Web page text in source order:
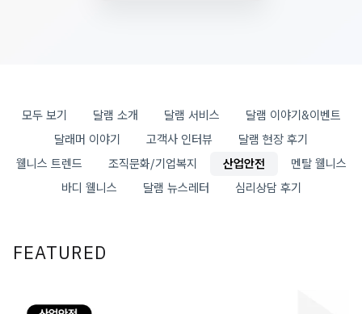
모두 보기 달램 소개 달램 서비스
달램 이야기&이벤트
달래머 이야기
고객사 인터뷰
달램 현장 후기
웰니스 트렌드
조직문화/기업복지 산업안전
멘탈 웰니스
바디 웰니스
달램 뉴스레터 심리상담 후기
FEATURED